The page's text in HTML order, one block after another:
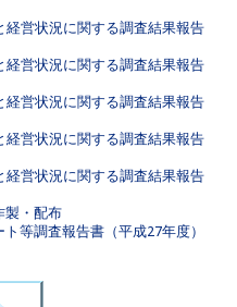
営状況に関する調査結果報告
営状況に関する調査結果報告
営状況に関する調査結果報告
営状況に関する調査結果報告
営状況に関する調査結果報告
製・配布
等調査報告書（平成27年度）